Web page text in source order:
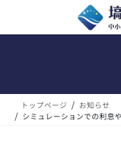
テ
ス
ゲ
ン
トップページ
お知らせ
シミュレーションでの利息